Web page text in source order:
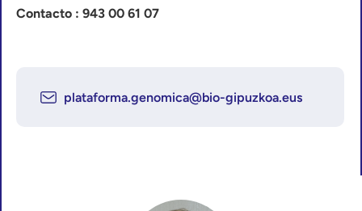
Contacto : 943 00 61 07
plataforma.genomica@bio-gipuzkoa.eus